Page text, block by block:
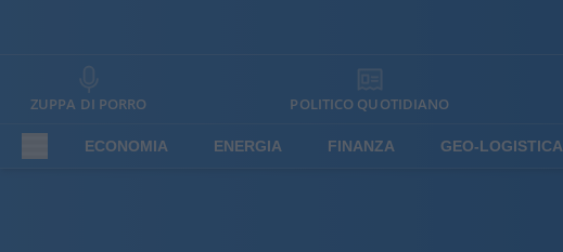
ZUPPA DI PORRO POLITICO QUOTIDIANO
ECONOMIA ENERGIA FINANZA GEO-LOGISTICA